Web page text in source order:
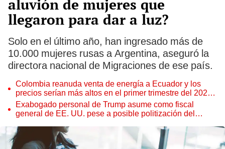
aluvión de mujeres que
llegaron para dar a luz?
Solo en el último año, han ingresado más de
10.000 mujeres rusas a Argentina, aseguró la
directora nacional de Migraciones de ese país.
Colombia reanuda venta de energía a Ecuador y los
precios serían más altos en el primer trimestre del 2027,
según Cenace
Exabogado personal de Trump asume como fiscal
general de EE. UU. pese a posible politización del